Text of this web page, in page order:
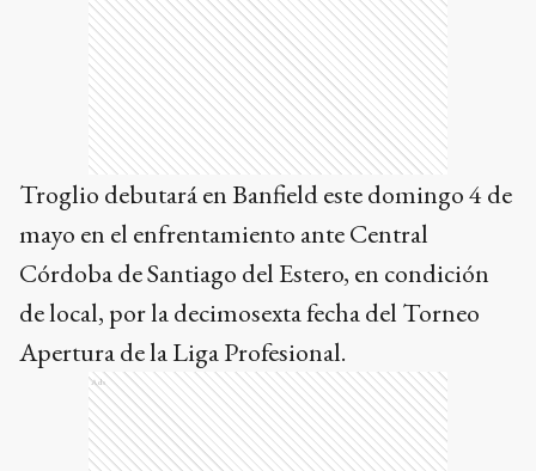
Troglio debutará en Banfield este domingo 4 de
mayo en el enfrentamiento ante Central
Córdoba de Santiago del Estero, en condición
de local, por la decimosexta fecha del Torneo
Apertura de la Liga Profesional.
Ads